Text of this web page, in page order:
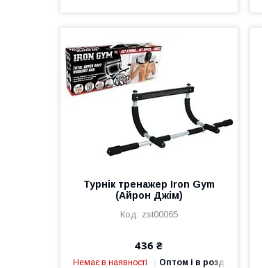
Турнік тренажер Iron Gym
(Айрон Джім)
zst00065
436 ₴
Немає в наявності Оптом і в роздріб